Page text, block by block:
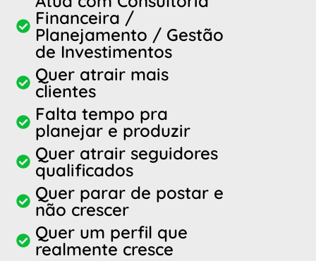
Financeira /
Planejamento / Gestão
de Investimentos
Quer atrair mais
clientes
Falta tempo pra
planejar e produzir
Quer atrair seguidores
qualificados
Quer parar de postar e
não crescer
Quer um perfil que
realmente cresce